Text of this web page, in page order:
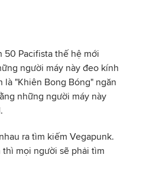
50 Pacifista thế hệ mới
người máy này đeo kính
"Khiên Bong Bóng" ngăn
những người máy này
ra tìm kiếm Vegapunk.
mọi người sẽ phải tìm